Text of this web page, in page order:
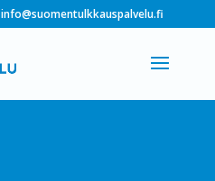
info@suomentulkkauspalvelu.fi